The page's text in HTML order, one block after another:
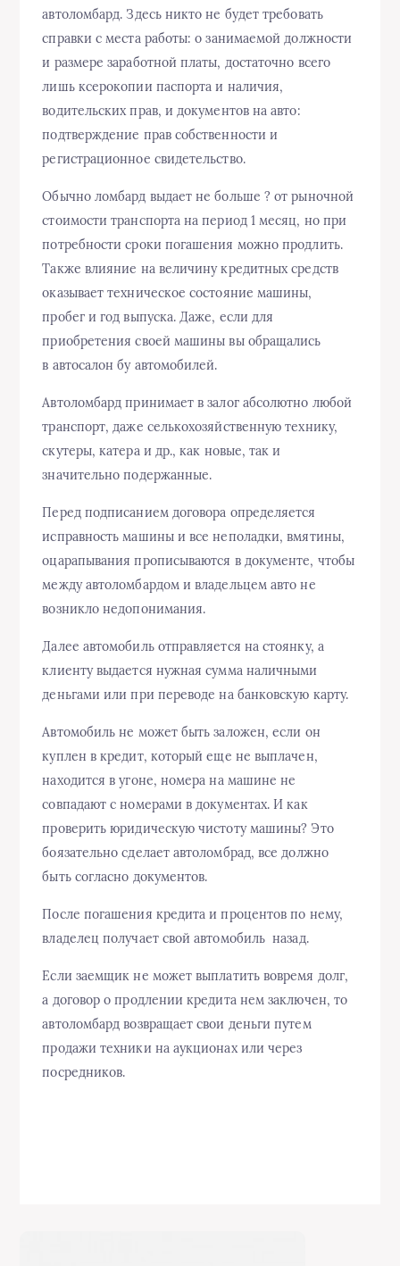
автоломбард. Здесь никто не будет требовать
справки с места работы: о занимаемой должности
и размере заработной платы, достаточно всего
лишь ксерокопии паспорта и наличия,
водительских прав, и документов на авто:
подтверждение прав собственности и
регистрационное свидетельство.
Обычно ломбард выдает не больше ? от рыночной
стоимости транспорта на период 1 месяц, но при
потребности сроки погашения можно продлить.
Также влияние на величину кредитных средств
оказывает техническое состояние машины,
пробег и год выпуска. Даже, если для
приобретения своей машины вы обращались
в автосалон бу автомобилей.
Автоломбард принимает в залог абсолютно любой
транспорт, даже селькохозяйственную технику,
скутеры, катера и др., как новые, так и
значительно подержанные.
Перед подписанием договора определяется
исправность машины и все неполадки, вмятины,
оцарапывания прописываются в документе, чтобы
между автоломбардом и владельцем авто не
возникло недопонимания.
Далее автомобиль отправляется на стоянку, а
клиенту выдается нужная сумма наличными
деньгами или при переводе на банковскую карту.
Автомобиль не может быть заложен, если он
куплен в кредит, который еще не выплачен,
находится в угоне, номера на машине не
совпадают с номерами в документах. И как
проверить юридическую чистоту машины? Это
боязательно сделает автоломбрад, все должно
быть согласно документов.
После погашения кредита и процентов по нему,
владелец получает свой автомобиль назад.
Если заемщик не может выплатить вовремя долг,
а договор о продлении кредита нем заключен, то
автоломбард возвращает свои деньги путем
продажи техники на аукционах или через
посредников.